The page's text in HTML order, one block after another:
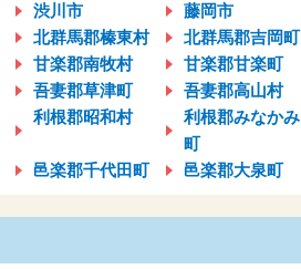
渋川市 藤岡市
北群馬郡榛東村 北群馬郡吉岡町
甘楽郡南牧村 甘楽郡甘楽町
吾妻郡草津町 吾妻郡高山村
利根郡昭和村
利根郡みなかみ
町
邑楽郡千代田町 邑楽郡大泉町